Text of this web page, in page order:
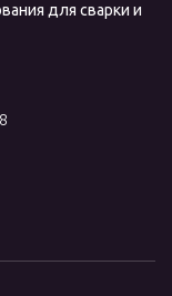
для сварки и